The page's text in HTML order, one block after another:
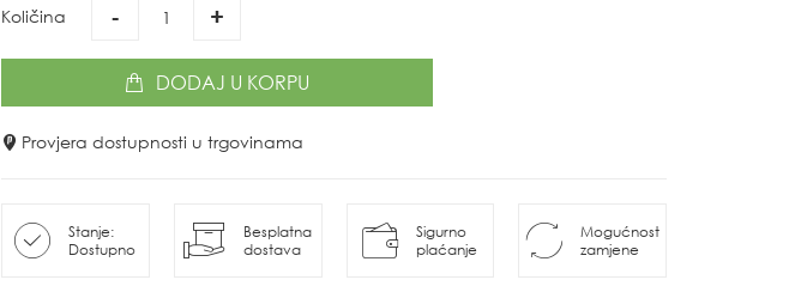
Količina - +
DODAJ U KORPU
Provjera dostupnosti u trgovinama
Stanje:
Dostupno
Besplatna
dostava
Sigurno
plaćanje
Mogućnost
zamjene